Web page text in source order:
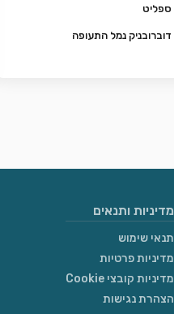
ספליט
דוברובניק נמל התעופה
מדיניות ותנאים
תנאי שימוש
מדיניות פרטיות
מדיניות קובצי Cookie
הצהרת נגישות